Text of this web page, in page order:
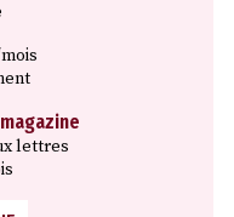
lettres